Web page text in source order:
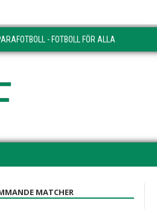
- FOTBOLL FÖR ALLA
MATCHER